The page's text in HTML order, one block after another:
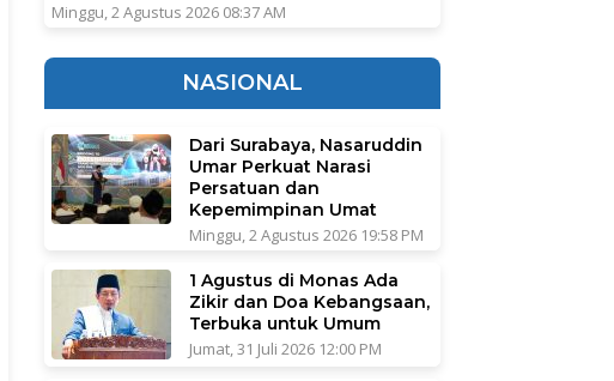
Minggu, 2 Agustus 2026 08:37 AM
NASIONAL
Dari Surabaya, Nasaruddin
Umar Perkuat Narasi
Persatuan dan
Kepemimpinan Umat
Minggu, 2 Agustus 2026 19:58 PM
1 Agustus di Monas Ada
Zikir dan Doa Kebangsaan,
Terbuka untuk Umum
Jumat, 31 Juli 2026 12:00 PM